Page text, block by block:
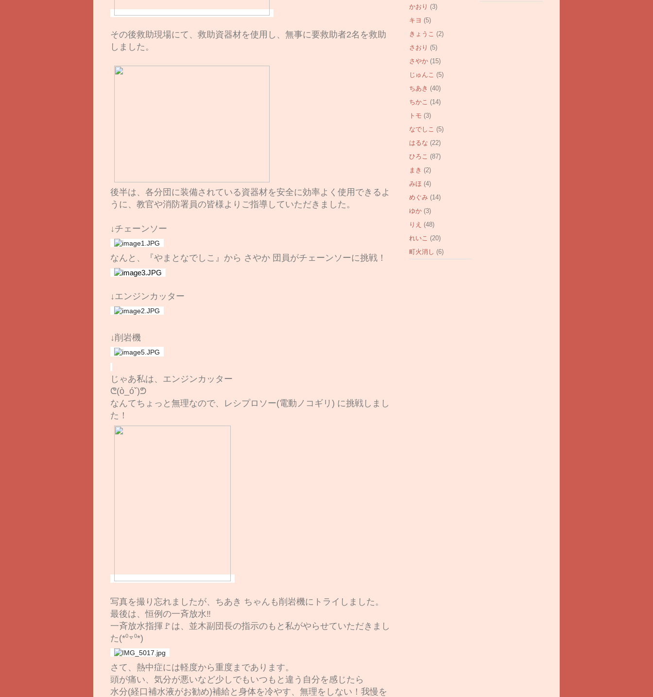
その後救助現場にて、救助資器材を使用し、無事に要救助者2名を救助
しました。
後半は、各分団に装備されている資器材を安全に効率よく使用できるよ
うに、教官や消防署員の皆様よりご指導していただきました。
↓チェーンソー
なんと、『やまとなでしこ』から さやか 団員がチェーンソーに挑戦！
↓エンジンカッター
↓削岩機
じゃあ私は、エンジンカッター
ᕦ(ò_óˇ)ᕤ
なんてちょっと無理なので、レシプロソー(電動ノコギリ) に挑戦しまし
た！
写真を撮り忘れましたが、ちあき ちゃんも削岩機にトライしました。
最後は、恒例の一斉放水‼
一斉放水指揮🚩は、並木副団長の指示のもと私がやらせていただきまし
た(*⁰▿⁰*)
さて、熱中症には軽度から重度まであります。
頭が痛い、気分が悪いなど少しでもいつもと違う自分を感じたら
水分(経口補水液がお勧め)補給と身体を冷やす、無理をしない！我慢を
かおり (3)
キヨ (5)
きょうこ (2)
さおり (5)
さやか (15)
じゅんこ (5)
ちあき (40)
ちかこ (14)
トモ (3)
なでしこ (5)
はるな (22)
ひろこ (87)
まき (2)
みほ (4)
めぐみ (14)
ゆか (3)
りえ (48)
れいこ (20)
町火消し (6)